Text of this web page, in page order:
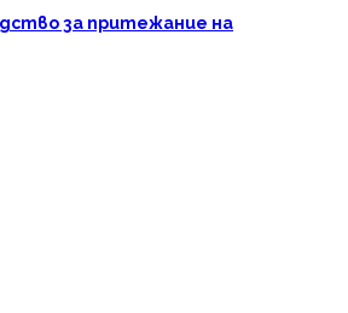
за притежание на